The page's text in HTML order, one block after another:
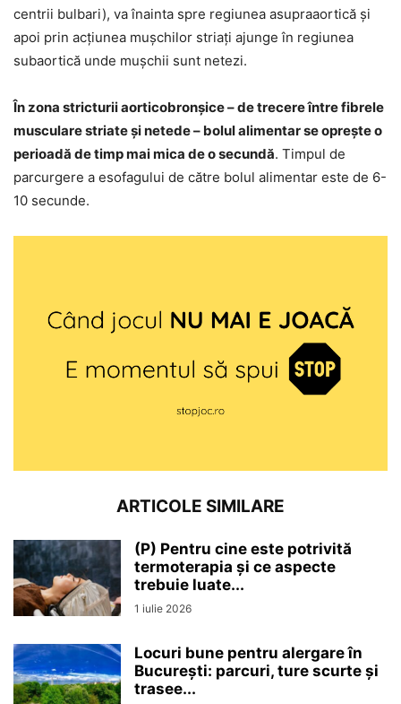
centrii bulbari), va înainta spre regiunea asupraaortică și
apoi prin acțiunea mușchilor striați ajunge în regiunea
subaortică unde mușchii sunt netezi.
În zona stricturii aorticobronșice – de trecere între fibrele
musculare striate și netede – bolul alimentar se oprește o
perioadă de timp mai mica de o secundă. Timpul de
parcurgere a esofagului de către bolul alimentar este de 6-
10 secunde.
ARTICOLE SIMILARE
(P) Pentru cine este potrivită
termoterapia și ce aspecte
trebuie luate...
1 iulie 2026
Locuri bune pentru alergare în
București: parcuri, ture scurte și
trasee...